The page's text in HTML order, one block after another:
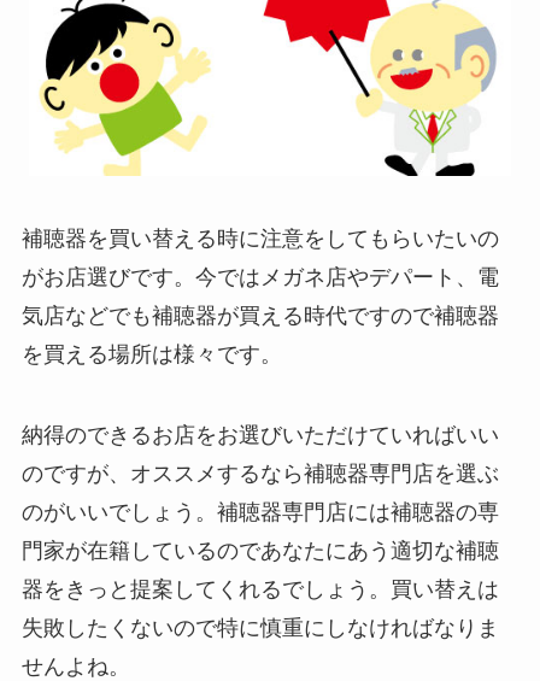
補聴器を買い替える時に注意をしてもらいたいの
がお店選びです。今ではメガネ店やデパート、電
気店などでも補聴器が買える時代ですので補聴器
を買える場所は様々です。
納得のできるお店をお選びいただけていればいい
のですが、オススメするなら補聴器専門店を選ぶ
のがいいでしょう。補聴器専門店には補聴器の専
門家が在籍しているのであなたにあう適切な補聴
器をきっと提案してくれるでしょう。買い替えは
失敗したくないので特に慎重にしなければなりま
せんよね。